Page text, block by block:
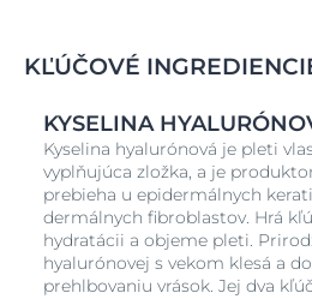
KĽÚČOVÉ
KYSELINA
Kyselina hyalurónová je pleti
vyplňujúca zložka, a je
prebieha u epidermálnych
dermálnych fibroblastov. Hrá
hydratácii a objeme pleti.
hyalurónovej s vekom klesá a
prehlbovaniu vrások. Jej dva